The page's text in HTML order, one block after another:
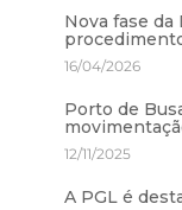
Nova fase da
16/04/2026
Porto de
12/11/2025
A PGL é